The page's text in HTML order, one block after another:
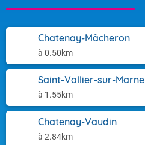
Chatenay-Mâcheron
à 0.50km
Saint-Vallier-sur-Marne
à 1.55km
Chatenay-Vaudin
à 2.84km